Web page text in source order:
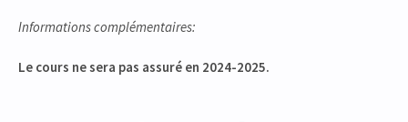
Informations complémentaires:
Le cours ne sera pas assuré en 2024-2025.